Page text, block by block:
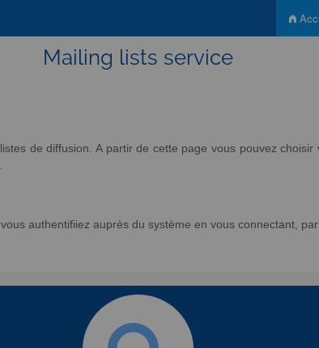
Mailing lists service
de diffusion. A partir de cette page vous pouvez
authentifiiez auprès du système en vous connectant,